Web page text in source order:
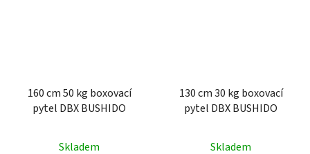
160 cm 50 kg boxovací
pytel DBX BUSHIDO
Skladem
130 cm 30 kg boxovací
pytel DBX BUSHIDO
Skladem